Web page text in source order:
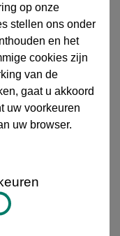
Destalen
lekdichte en
leidingsystemen.
zijn ze uitstekend
in veeleisende
Toepassing:De
EN 10241 / ISO 49
in water-,
mechanisatie
duurzame kwaliteit,
op onze
stellen ons onder
en het
cookies zijn
van de
gaat u akkoord
uw voorkeuren
uw browser.